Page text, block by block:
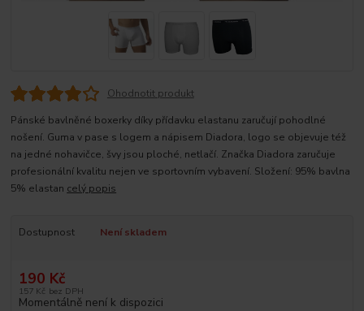
Ohodnotit produkt
Pánské bavlněné boxerky díky přídavku elastanu zaručují pohodlné
nošení. Guma v pase s logem a nápisem Diadora, logo se objevuje též
na jedné nohavičce, švy jsou ploché, netlačí. Značka Diadora zaručuje
profesionální kvalitu nejen ve sportovním vybavení. Složení: 95% bavlna
5% elastan celý popis
Dostupnost Není skladem
190 Kč
157 Kč bez DPH
Momentálně není k dispozici